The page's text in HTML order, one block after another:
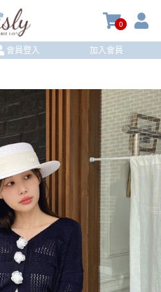
0
會員登入 加入會員